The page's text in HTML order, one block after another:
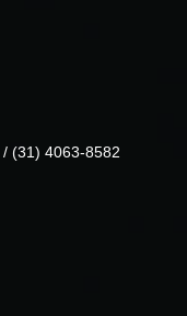
/ (31) 4063-8582